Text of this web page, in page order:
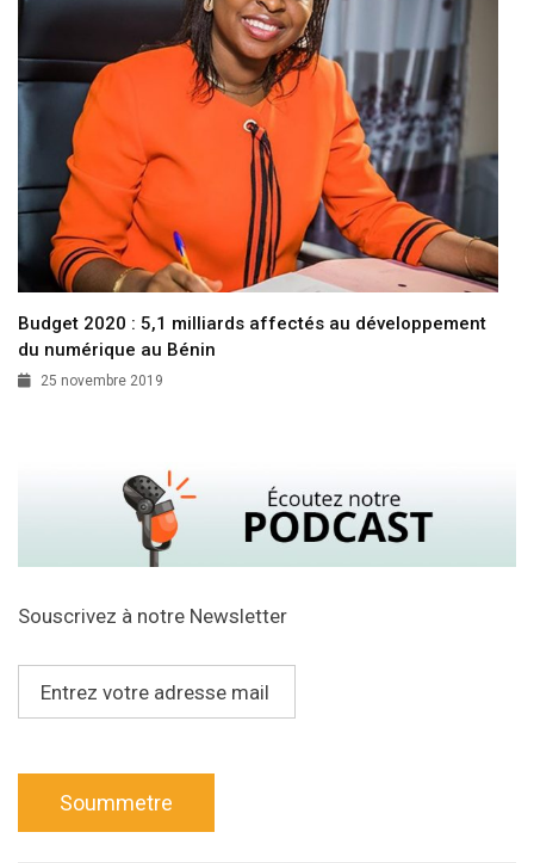
Budget 2020 : 5,1 milliards affectés au développement
du numérique au Bénin
25 novembre 2019
Souscrivez à notre Newsletter